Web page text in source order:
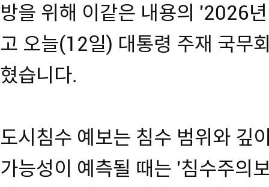
방을 위해 이같은 내용의 '2026
고 오늘(12일) 대통령 주재 국무
혔습니다.
도시침수 예보는 침수 범위와 깊
가능성이 예측될 때는 '침수주의